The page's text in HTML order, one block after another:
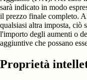
sarà indicato in modo
il prezzo finale completo.
qualsiasi altra imposta, ciò
l'importo degli aumenti o
aggiuntive che possano
Proprietà